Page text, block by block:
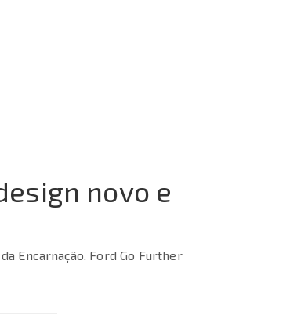
novo e
Encarnação. Ford Go Further